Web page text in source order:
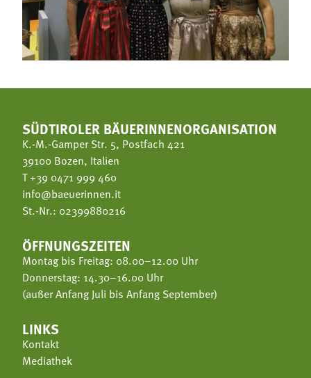
SÜDTIROLER BÄUERINNENORGANISATION
K.-M.-Gamper Str. 5, Postfach 421
39100 Bozen, Italien
T+39 0471 999 460
info@baeuerinnen.it
St.-Nr.: 02399880216
ÖFFNUNGSZEITEN
Montag bis Freitag: 08.00–12.00 Uhr
Donnerstag: 14.30–16.00 Uhr
(außer Anfang Juli bis Anfang September)
LINKS
Kontakt
Mediathek